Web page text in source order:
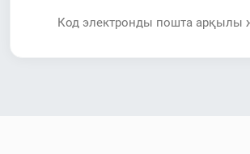
Код электронды пошта арқылы